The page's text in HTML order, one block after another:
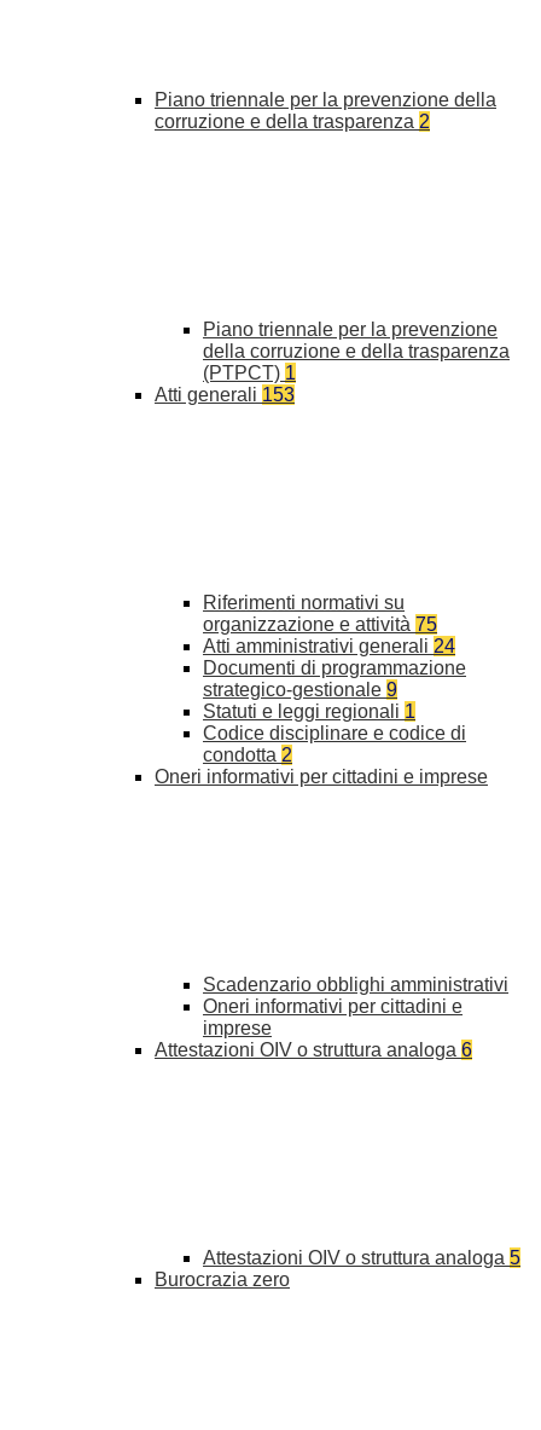
Piano triennale per la prevenzione della
corruzione e della trasparenza 2
Piano triennale per la prevenzione
della corruzione e della trasparenza
(PTPCT) 1
Atti generali 153
Riferimenti normativi su
organizzazione e attività 75
Atti amministrativi generali 24
Documenti di programmazione
strategico-gestionale 9
Statuti e leggi regionali 1
Codice disciplinare e codice di
condotta 2
Oneri informativi per cittadini e imprese
Scadenzario obblighi amministrativi
Oneri informativi per cittadini e
imprese
Attestazioni OIV o struttura analoga 6
Attestazioni OIV o struttura analoga 5
Burocrazia zero